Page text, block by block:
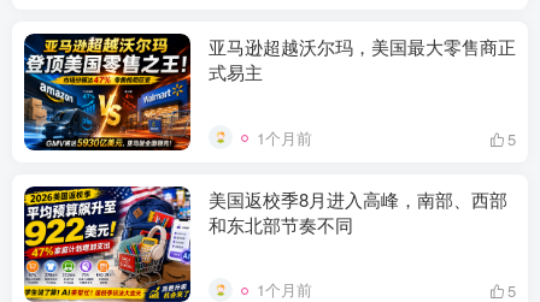
亚马逊超越沃尔玛，美国最大零售商正
式易主
1个月前 5
美国返校季8月进入高峰，南部、西部
和东北部节奏不同
1个月前 5